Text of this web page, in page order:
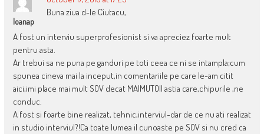
Ioanap
Buna ziua d-le Ciutacu,
A fost un interviu superprofesionist si va apreciez foarte mult
pentru asta.
Ar trebui sa ne puna pe ganduri pe toti ceea ce ni se intampla;cum
spunea cineva mai la inceput,in comentariile pe care le-am citit
aici,imi place mai mult SOV decat MAIMUTOII astia care,chipurile ,ne
conduc.
A fost si foarte bine realizat, tehnic,interviul-dar de ce nu ati realizat
in studio interviul?!Ca toate lumea il cunoaste pe SOV si nu cred ca